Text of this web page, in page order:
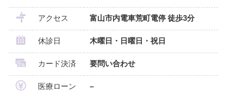
アクセス 富山市内電車荒町電停 徒歩3分
休診日 木曜日・日曜日・祝日
カード決済 要問い合わせ
医療ローン –